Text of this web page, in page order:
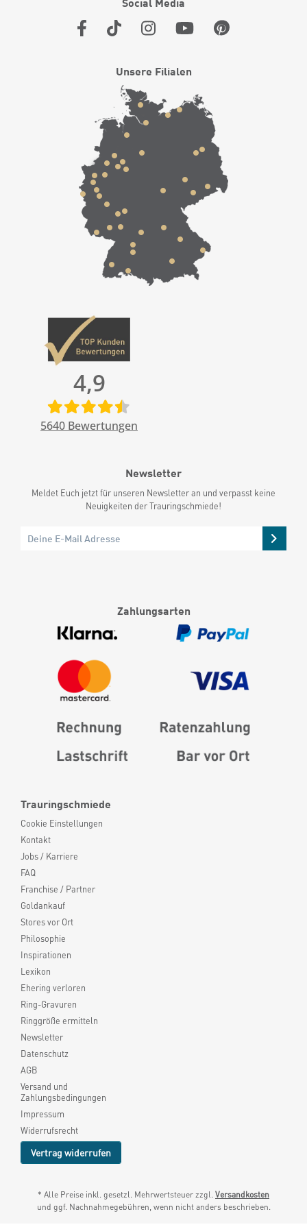
Trauringschmiede
Cookie Einstellungen
Kontakt
Jobs / Karriere
FAQ
Franchise / Partner
Goldankauf
Stores vor Ort
Philosophie
Inspirationen
Lexikon
Ehering verloren
Ring-Gravuren
Ringgröße ermitteln
Newsletter
Datenschutz
AGB
Versand und
Zahlungsbedingungen
Impressum
Widerrufsrecht
Vertrag widerrufen
Unsere Filialen
4,9
5640 Bewertungen
Newsletter
Meldet Euch jetzt für unseren Newsletter an und verpasst keine
Neuigkeiten der Trauringschmiede!
Zahlungsarten
* Alle Preise inkl. gesetzl. Mehrwertsteuer zzgl. Versandkosten
und ggf. Nachnahmegebühren, wenn nicht anders beschrieben.